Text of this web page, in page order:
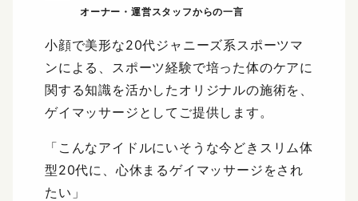
小顔で美形な20代ジャニーズ系スポーツマ
ンによる、スポーツ経験で培った体のケアに
関する知識を活かしたオリジナルの施術を、
ゲイマッサージとしてご提供します。
「こんなアイドルにいそうな今どきスリム体
型20代に、心休まるゲイマッサージをされ
たい」